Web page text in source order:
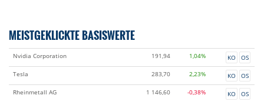
MEISTGEKLICKTE BASISWERTE
Nvidia Corporation 191,94 1,04% KO
OS
Tesla
283,70 2,23% KO
OS
Rheinmetall AG
1 146,60 -0,38% KO
OS